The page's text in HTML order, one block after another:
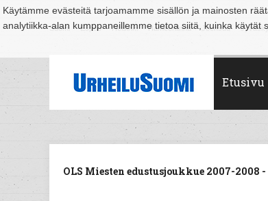
Käytämme evästeitä tarjoamamme sisällön ja mainosten
analytiikka-alan kumppaneillemme tietoa siitä, kuinka käytät
Suomi Espoo Helsinki Hämeenlinna Joensuu
Etusivu
OLS Miesten edustusjoukkue 2007-2008